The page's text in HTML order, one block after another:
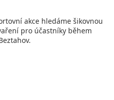
akce hledáme šikovnou
pro účastníky během